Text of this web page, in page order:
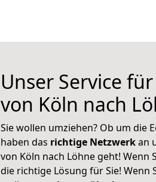
Unser Service
von Köln nach
Sie wollen umziehen? Ob um die
haben das richtige Netzwerkan
von Köln nach Löhne geht! Wenn
die richtige Lösung für Sie! Wenn